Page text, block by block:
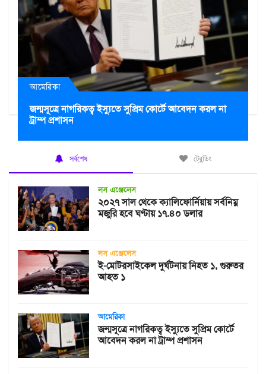
আমেরিকা
জন্মসূত্রে নাগরিকত্ব ইস্যুতে সুপ্রিম কোর্টে আবেদন করল না
ট্রাম্প প্রশাসন
সর্বশেষ ট্রেন্ডিং
লস এঞ্জেলেস
২০২৭ সাল থেকে ক্যালিফোর্নিয়ায় সর্বনিম্ন
মজুরি হবে ঘণ্টায় ১৭.৪০ ডলার
লস এঞ্জেলেস
ই-মোটরসাইকেল দুর্ঘটনায় নিহত ১, গুরুতর
আহত ১
আমেরিকা
জন্মসূত্রে নাগরিকত্ব ইস্যুতে সুপ্রিম কোর্টে
আবেদন করল না ট্রাম্প প্রশাসন